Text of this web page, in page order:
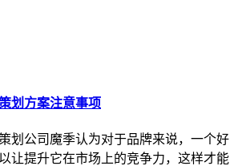
划方案注意事项
划公司魔季认为对于品牌来说，一个好
让提升它在市场上的竞争力，这样才能